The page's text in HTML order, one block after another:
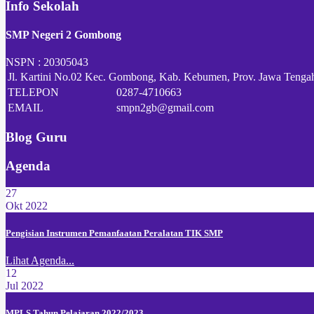
Info Sekolah
SMP Negeri 2 Gombong
NSPN : 20305043
Jl. Kartini No.02 Kec. Gombong, Kab. Kebumen, Prov. Jawa
TELEPON
0287-4710663
EMAIL
smpn2gb@gmail.com
Blog Guru
Agenda
27
Okt 2022
Pengisian Instrumen Pemanfaatan Peralatan TIK SMP
Lihat Agenda...
12
Jul 2022